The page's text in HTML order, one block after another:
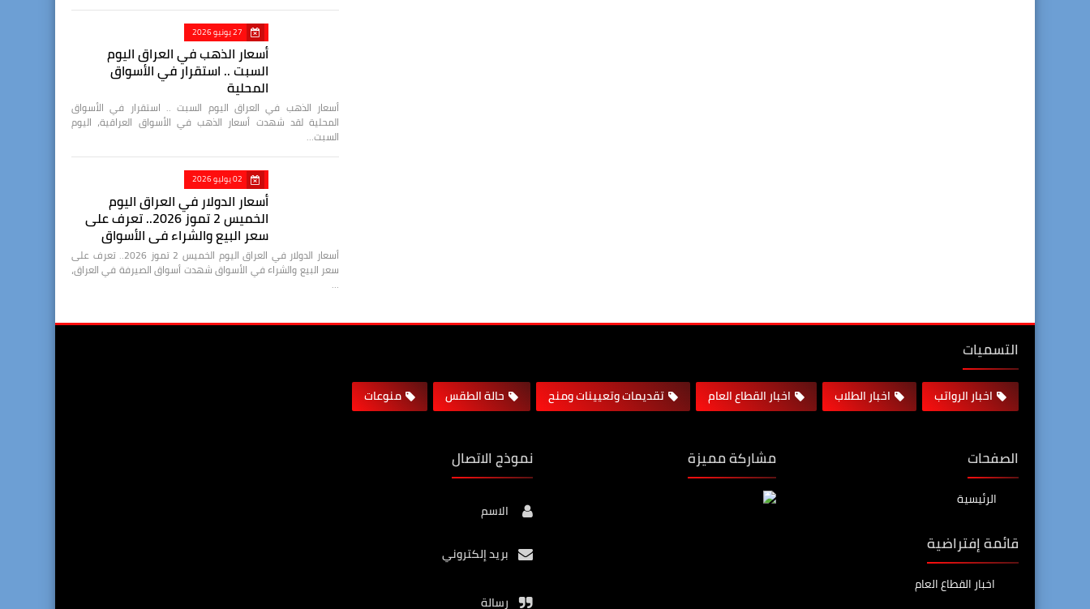
27 يونيو 2026
أسعار الذهب في العراق اليوم
السبت .. استقرار في الأسواق
المحلية
أسعار الذهب في العراق اليوم السبت .. استقرار في الأسواق
المحلية لقد شهدت أسعار الذهب في الأسواق العراقية، اليوم
السبت…
02 يوليو 2026
أسعار الدولار في العراق اليوم
الخميس 2 تموز 2026.. تعرف على
سعر البيع والشراء في الأسواق
أسعار الدولار في العراق اليوم الخميس 2 تموز 2026.. تعرف على
سعر البيع والشراء في الأسواق شهدت أسواق الصيرفة في العراق،
…
التسميات
اخبار الرواتب اخبار الطلاب اخبار القطاع العام تقديمات وتعيينات ومنح حالة الطقس منوعات
الصفحات
الرئيسية
قائمة إفتراضية
اخبار القطاع العام
مشاركة مميزة نموذج الاتصال
الاسم
بريد إلكتروني
رسالة